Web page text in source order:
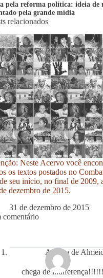
pela reforma política: ideia de
pela grande mídia
relacionados
Neste Acervo você
os textos postados no
seu início, no final de 2009,
dezembro de 2015.
31 de dezembro de 2015
comentário
Aninha de
chega de